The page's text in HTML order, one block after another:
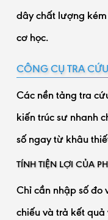
dây chất lượng
cơ học.
CÔNG CỤ TRA
Các nền tảng tra
kiến trúc sư nhanh
số ngay từ khâu
TÍNH TIỆN LỢI CỦA
Chỉ cần nhập số đo
chiếu và trả kết quả